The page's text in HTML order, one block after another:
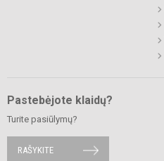
Pastebėjote klaidų?
Turite pasiūlymų?
RAŠYKITE